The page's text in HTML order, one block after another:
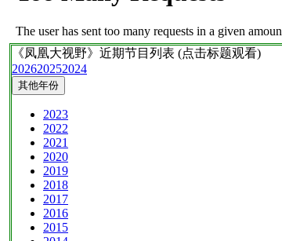
《凤凰大视野》 近期节目列表 (点击标题观看)
202620252024
其他年份
2023
2022
2021
2020
2019
2018
2017
2016
2015